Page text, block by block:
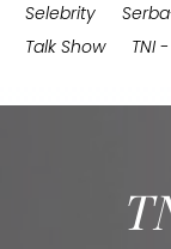
Selebrity
Talk Show
TNI -